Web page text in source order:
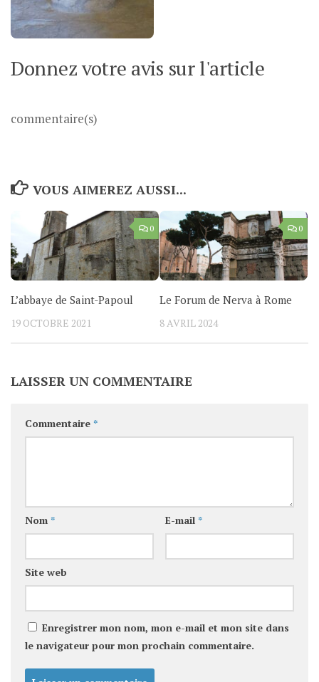
Donnez votre avis sur l'article
commentaire(s)
VOUS AIMEREZ AUSSI...
0
L’abbaye de Saint-Papoul
19 OCTOBRE 2021
0
Le Forum de Nerva à Rome
8 AVRIL 2024
LAISSER UN COMMENTAIRE
Commentaire *
Nom * E-mail *
Site web
Enregistrer mon nom, mon e-mail et mon site dans
le navigateur pour mon prochain commentaire.